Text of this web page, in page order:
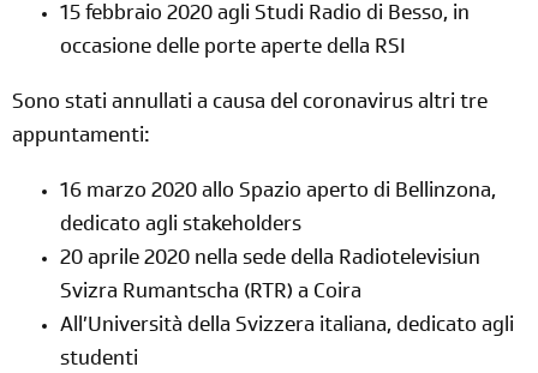
15 febbraio 2020 agli Studi Radio di Besso, in
occasione delle porte aperte della RSI
Sono stati annullati a causa del coronavirus altri tre
appuntamenti:
16 marzo 2020 allo Spazio aperto di Bellinzona,
dedicato agli stakeholders
20 aprile 2020 nella sede della Radiotelevisiun
Svizra Rumantscha (RTR) a Coira
All’Università della Svizzera italiana, dedicato agli
studenti